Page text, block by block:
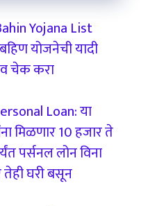
Yojana List
योजनेची यादी
चेक करा
Loan: या
मिळणार 10 हजार ते
पर्सनल लोन विना
घरी बसून